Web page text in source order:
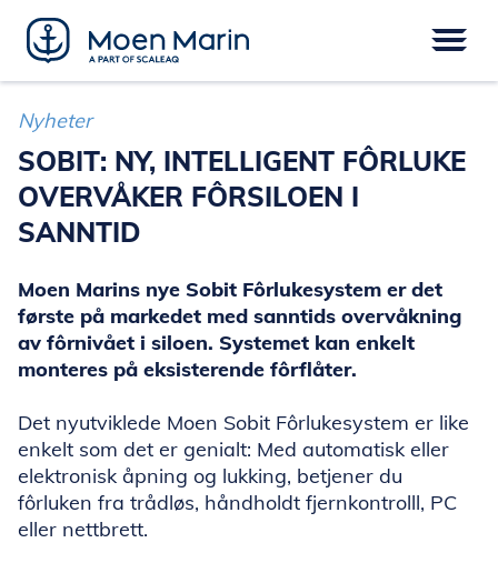
Skip
content
FINANSIERING
Nyheter
SOBIT: NY, INTELLIGENT FÔRLUKE
OVERVÅKER FÔRSILOEN I
SANNTID
Moen Marins nye Sobit Fôrlukesystem er det
første på markedet med sanntids overvåkning
av fôrnivået i siloen. Systemet kan enkelt
monteres på eksisterende fôrflåter.
Det nyutviklede Moen Sobit Fôrlukesystem er like
enkelt som det er genialt: Med automatisk eller
elektronisk åpning og lukking, betjener du
fôrluken fra trådløs, håndholdt fjernkontrolll, PC
eller nettbrett.